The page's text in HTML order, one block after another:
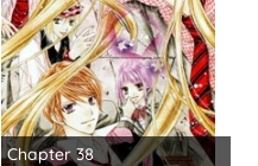
Chapter 38